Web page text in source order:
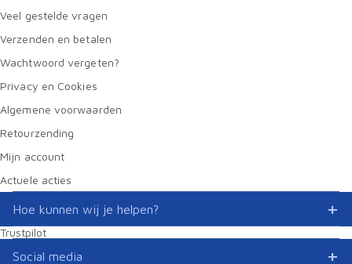
Veel gestelde vragen
Verzenden en betalen
Wachtwoord vergeten?
Privacy en Cookies
Algemene voorwaarden
Retourzending
Mijn account
Actuele acties
Hoe kunnen wij je helpen?
Trustpilot
Social media